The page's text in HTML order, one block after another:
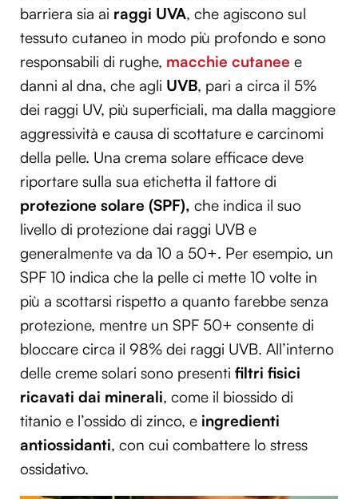
barriera sia ai raggi UVA, che agiscono sul
tessuto cutaneo in modo più profondo e sono
responsabili di rughe, macchie cutanee e
danni al dna, che agli UVB, pari a circa il 5%
dei raggi UV, più superficiali, ma dalla maggiore
aggressività e causa di scottature e carcinomi
della pelle. Una crema solare efficace deve
riportare sulla sua etichetta il fattore di
protezione solare (SPF), che indica il suo
livello di protezione dai raggi UVB e
generalmente va da 10 a 50+. Per esempio, un
SPF 10 indica che la pelle ci mette 10 volte in
più a scottarsi rispetto a quanto farebbe senza
protezione, mentre un SPF 50+ consente di
bloccare circa il 98% dei raggi UVB. All’interno
delle creme solari sono presenti filtri fisici
ricavati dai minerali, come il biossido di
titanio e l’ossido di zinco, e ingredienti
antiossidanti, con cui combattere lo stress
ossidativo.